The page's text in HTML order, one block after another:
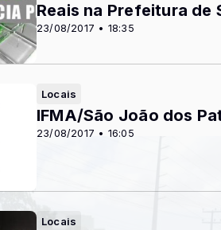
23/08/2017 • 18:35
Reais na Prefeitura de
Locais
23/08/2017 • 16:05
IFMA/São João dos
Locais